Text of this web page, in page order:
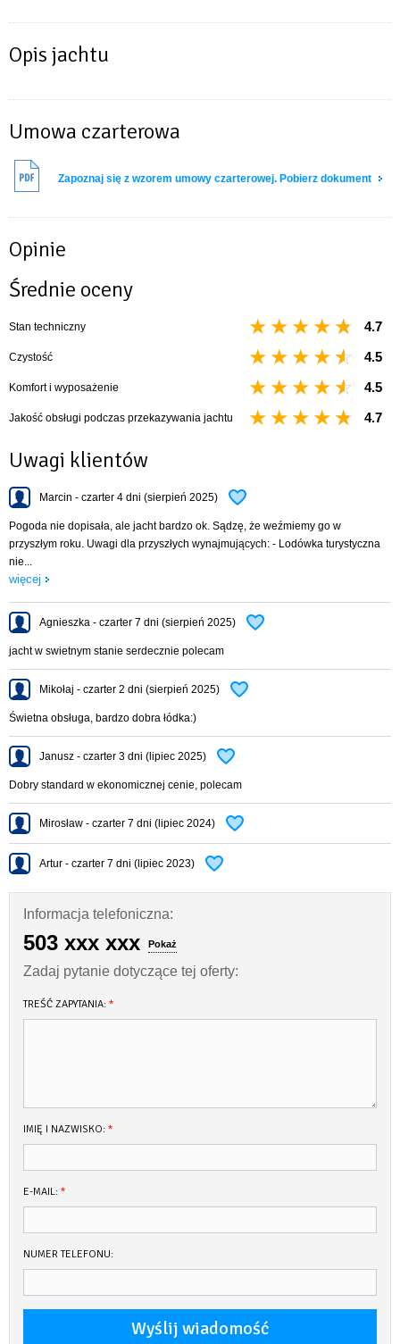
Opis jachtu
Umowa czarterowa
Zapoznaj się z wzorem umowy czarterowej. Pobierz dokument
Opinie
Średnie oceny
Stan techniczny 4.7
Czystość 4.5
Komfort i wyposażenie 4.5
Jakość obsługi podczas przekazywania jachtu 4.7
Uwagi klientów
Marcin - czarter 4 dni (sierpień 2025)
Pogoda nie dopisała, ale jacht bardzo ok. Sądzę, że weźmiemy go w
przyszłym roku. Uwagi dla przyszłych wynajmujących: - Lodówka turystyczna
nie...
więcej
Agnieszka - czarter 7 dni (sierpień 2025)
jacht w swietnym stanie serdecznie polecam
Mikołaj - czarter 2 dni (sierpień 2025)
Świetna obsługa, bardzo dobra łódka:)
Janusz - czarter 3 dni (lipiec 2025)
Dobry standard w ekonomicznej cenie, polecam
Mirosław - czarter 7 dni (lipiec 2024)
Artur - czarter 7 dni (lipiec 2023)
Informacja telefoniczna:
503 xxx xxx Pokaż
Zadaj pytanie dotyczące tej oferty:
TREŚĆ ZAPYTANIA: *
IMIĘ I NAZWISKO: *
E-MAIL: *
NUMER TELEFONU: